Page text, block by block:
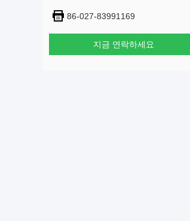
86-027-83991169
지금 연락하세요